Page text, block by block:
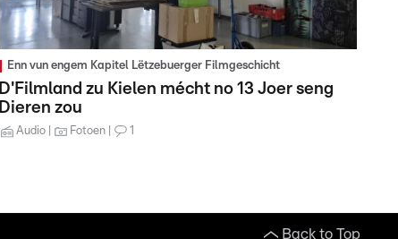
Enn vun engem Kapitel Lëtzebuerger Filmgeschicht
D'Filmland zu Kielen mécht no 13 Joer seng
Dieren zou
Audio Fotoen 1
Back to Top